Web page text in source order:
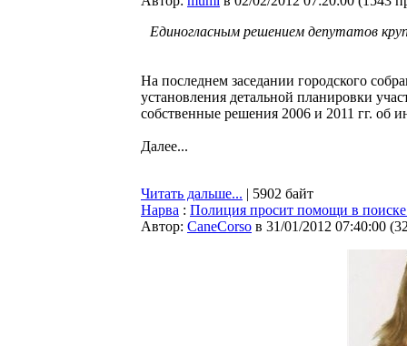
Единогласным решением депутатов
На последнем заседании городского
установления детальной планировки
собственные решения 2006 и 2011 гг. об
Далее...
Читать дальше... | 5902 байт
Нарва : Полиция просит помощи в
Автор: CaneCorso в 31/01/2012 07:40:00 (